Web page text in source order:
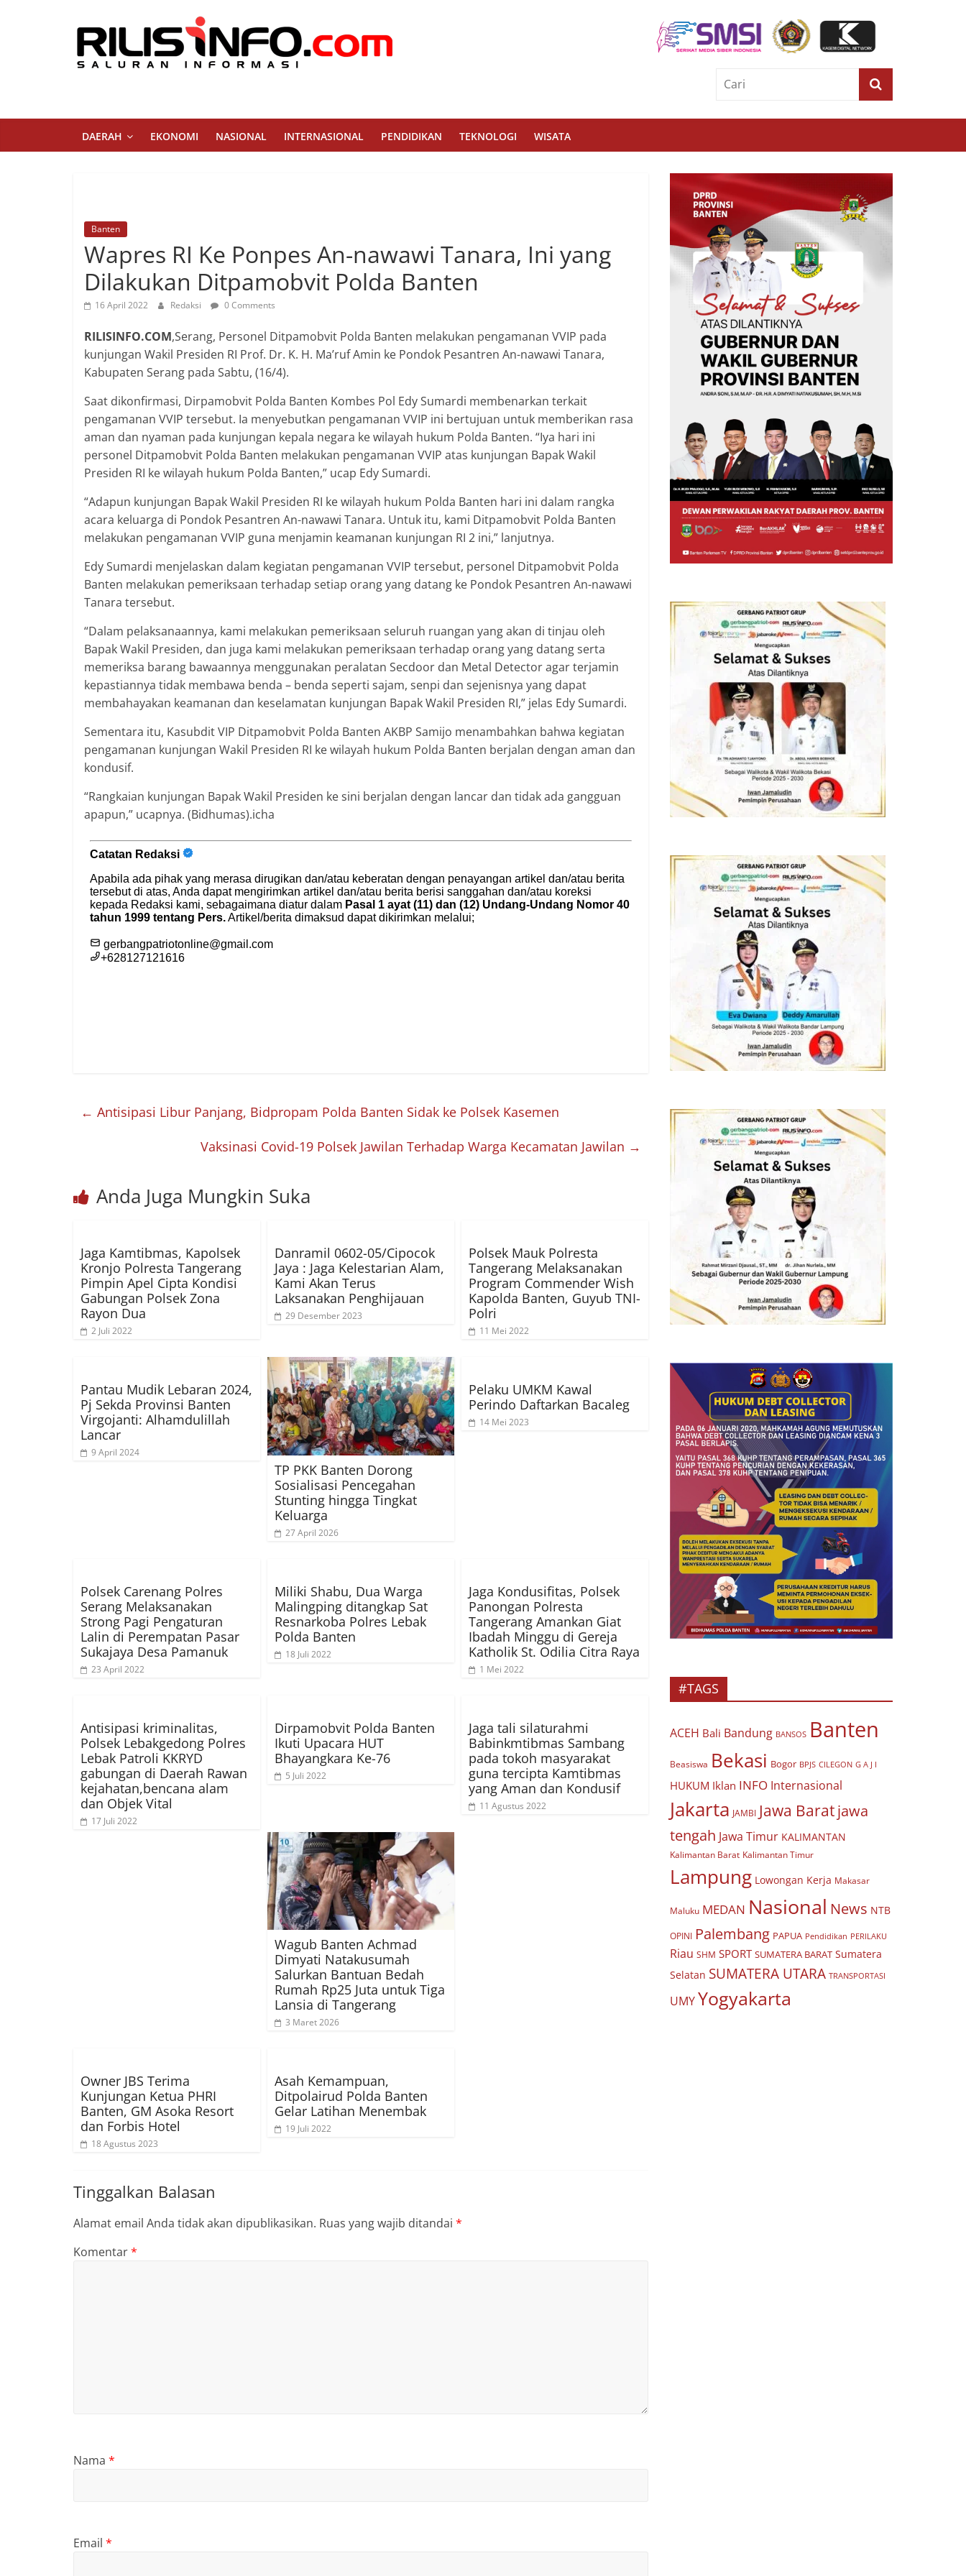
Rilis
Info
Saluran
Informasi
DAERAH EKONOMI NASIONAL INTERNASIONAL PENDIDIKAN TEKNOLOGI WISATA
Banten
Wapres RI Ke Ponpes An-nawawi Tanara, Ini yang
Dilakukan Ditpamobvit Polda Banten
16 April 2022 Redaksi 0 Comments
RILISINFO.COM,Serang, Personel Ditpamobvit Polda Banten melakukan pengamanan VVIP pada
kunjungan Wakil Presiden RI Prof. Dr. K. H. Ma’ruf Amin ke Pondok Pesantren An-nawawi Tanara,
Kabupaten Serang pada Sabtu, (16/4).
Saat dikonfirmasi, Dirpamobvit Polda Banten Kombes Pol Edy Sumardi membenarkan terkait
pengamanan VVIP tersebut. Ia menyebutkan pengamanan VVIP ini bertujuan untuk memberikan rasa
aman dan nyaman pada kunjungan kepala negara ke wilayah hukum Polda Banten. “Iya hari ini
personel Ditpamobvit Polda Banten melakukan pengamanan VVIP atas kunjungan Bapak Wakil
Presiden RI ke wilayah hukum Polda Banten,” ucap Edy Sumardi.
“Adapun kunjungan Bapak Wakil Presiden RI ke wilayah hukum Polda Banten hari ini dalam rangka
acara keluarga di Pondok Pesantren An-nawawi Tanara. Untuk itu, kami Ditpamobvit Polda Banten
melakukan pengamanan VVIP guna menjamin keamanan kunjungan RI 2 ini,” lanjutnya.
Edy Sumardi menjelaskan dalam kegiatan pengamanan VVIP tersebut, personel Ditpamobvit Polda
Banten melakukan pemeriksaan terhadap setiap orang yang datang ke Pondok Pesantren An-nawawi
Tanara tersebut.
“Dalam pelaksanaannya, kami melakukan pemeriksaan seluruh ruangan yang akan di tinjau oleh
Bapak Wakil Presiden, dan juga kami melakukan pemeriksaan terhadap orang yang datang serta
memeriksa barang bawaannya menggunakan peralatan Secdoor dan Metal Detector agar terjamin
kepastiannya tidak membawa benda – benda seperti sajam, senpi dan sejenisnya yang dapat
membahayakan keamanan dan keselamatan kunjungan Bapak Wakil Presiden RI,” jelas Edy Sumardi.
Sementara itu, Kasubdit VIP Ditpamobvit Polda Banten AKBP Samijo menambahkan bahwa kegiatan
pengamanan kunjungan Wakil Presiden RI ke wilayah hukum Polda Banten berjalan dengan aman dan
kondusif.
“Rangkaian kunjungan Bapak Wakil Presiden ke sini berjalan dengan lancar dan tidak ada gangguan
apapun,” ucapnya. (Bidhumas).icha
← Antisipasi Libur Panjang, Bidpropam Polda Banten Sidak ke Polsek Kasemen
Vaksinasi Covid-19 Polsek Jawilan Terhadap Warga Kecamatan Jawilan →
Anda Juga Mungkin Suka
Jaga Kamtibmas, Kapolsek
Kronjo Polresta Tangerang
Pimpin Apel Cipta Kondisi
Gabungan Polsek Zona
Rayon Dua
2 Juli 2022
Danramil 0602-05/Cipocok
Jaya : Jaga Kelestarian Alam,
Kami Akan Terus
Laksanakan Penghijauan
29 Desember 2023
Polsek Mauk Polresta
Tangerang Melaksanakan
Program Commender Wish
Kapolda Banten, Guyub TNI-
Polri
11 Mei 2022
Pantau Mudik Lebaran 2024,
Pj Sekda Provinsi Banten
Virgojanti: Alhamdulillah
Lancar
9 April 2024
TP PKK Banten Dorong
Sosialisasi Pencegahan
Stunting hingga Tingkat
Keluarga
27 April 2026
Pelaku UMKM Kawal
Perindo Daftarkan Bacaleg
14 Mei 2023
Polsek Carenang Polres
Serang Melaksanakan
Strong Pagi Pengaturan
Lalin di Perempatan Pasar
Sukajaya Desa Pamanuk
23 April 2022
Miliki Shabu, Dua Warga
Malingping ditangkap Sat
Resnarkoba Polres Lebak
Polda Banten
18 Juli 2022
Jaga Kondusifitas, Polsek
Panongan Polresta
Tangerang Amankan Giat
Ibadah Minggu di Gereja
Katholik St. Odilia Citra Raya
1 Mei 2022
Antisipasi kriminalitas,
Polsek Lebakgedong Polres
Lebak Patroli KKRYD
gabungan di Daerah Rawan
kejahatan,bencana alam
dan Objek Vital
17 Juli 2022
Dirpamobvit Polda Banten
Ikuti Upacara HUT
Bhayangkara Ke-76
5 Juli 2022
Jaga tali silaturahmi
Babinkmtibmas Sambang
pada tokoh masyarakat
guna tercipta Kamtibmas
yang Aman dan Kondusif
11 Agustus 2022
Wagub Banten Achmad
Dimyati Natakusumah
Salurkan Bantuan Bedah
Rumah Rp25 Juta untuk Tiga
Lansia di Tangerang
3 Maret 2026
Owner JBS Terima
Kunjungan Ketua PHRI
Banten, GM Asoka Resort
dan Forbis Hotel
18 Agustus 2023
Asah Kemampuan,
Ditpolairud Polda Banten
Gelar Latihan Menembak
19 Juli 2022
Tinggalkan Balasan
Alamat email Anda tidak akan dipublikasikan. Ruas yang wajib ditandai *
Komentar*
Nama *
Email *
#TAGS
ACEH Bali Bandung BANSOS Banten
Beasiswa Bekasi Bogor BPJS CILEGON G A J I
HUKUM Iklan INFO Internasional
Jakarta JAMBI Jawa Baratjawa
tengah Jawa Timur KALIMANTAN
Kalimantan Barat Kalimantan Timur
Lampung Lowongan Kerja Makasar
Maluku MEDAN Nasional News NTB
OPINI Palembang PAPUA Pendidikan PERILAKU
Riau SHM SPORT SUMATERA BARAT Sumatera
Selatan SUMATERA UTARA TRANSPORTASI
UMYYogyakarta